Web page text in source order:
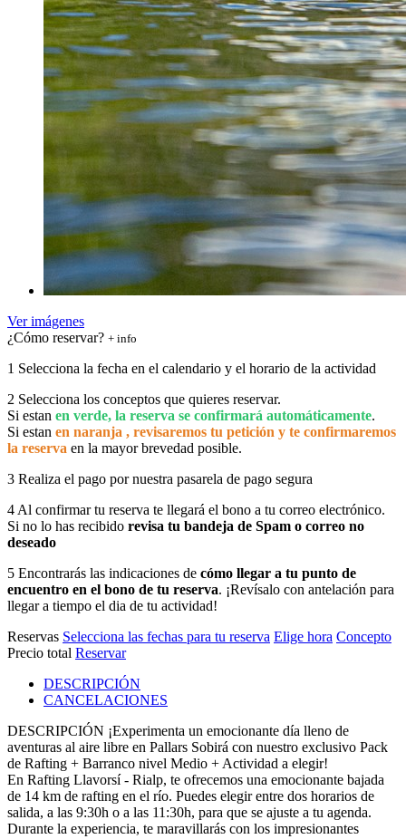
Ver imágenes
¿Cómo reservar? + info
1 Selecciona la fecha en el calendario y el horario de la actividad
2 Selecciona los conceptos que quieres reservar.
Si estan en verde, la reserva se confirmará automáticamente.
Si estan en naranja , revisaremos tu petición y te confirmaremos
la reserva en la mayor brevedad posible.
3 Realiza el pago por nuestra pasarela de pago segura
4 Al confirmar tu reserva te llegará el bono a tu correo electrónico.
Si no lo has recibido revisa tu bandeja de Spam o correo no
deseado
5 Encontrarás las indicaciones de cómo llegar a tu punto de
encuentro en el bono de tu reserva. ¡Revísalo con antelación para
llegar a tiempo el dia de tu actividad!
Reservas Selecciona las fechas para tu reserva Elige hora Concepto
Precio total Reservar
DESCRIPCIÓN
CANCELACIONES
DESCRIPCIÓN ¡Experimenta un emocionante día lleno de
aventuras al aire libre en Pallars Sobirá con nuestro exclusivo Pack
de Rafting + Barranco nivel Medio + Actividad a elegir!
En Rafting Llavorsí - Rialp, te ofrecemos una emocionante bajada
de 14 km de rafting en el río. Puedes elegir entre dos horarios de
salida, a las 9:30h o a las 11:30h, para que se ajuste a tu agenda.
Durante la experiencia, te maravillarás con los impresionantes